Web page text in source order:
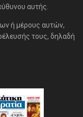
αυτής.
ή μέρους αυτών,
τους, δηλαδή